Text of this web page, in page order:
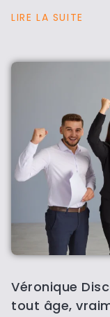
LIRE LA SUITE
Véronique
tout âge,